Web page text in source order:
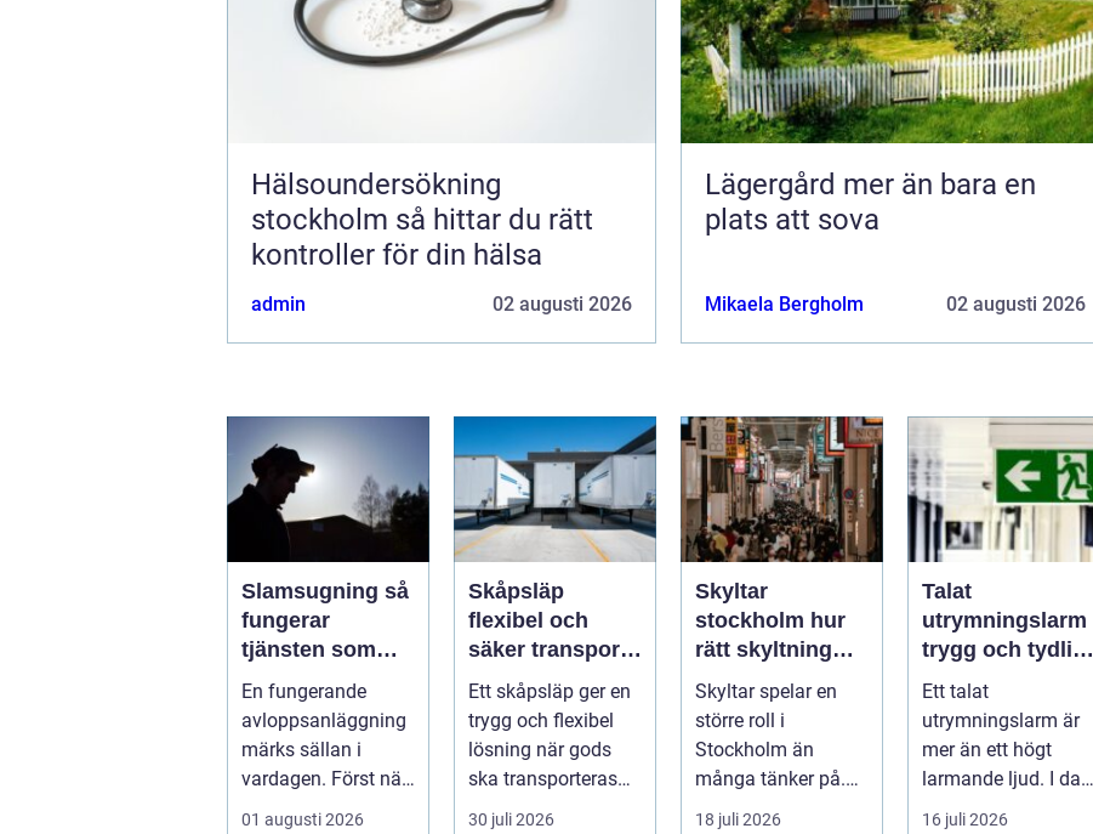
Hälsoundersökning
stockholm så hittar du rätt
kontroller för din hälsa
admin 02 augusti 2026
Lägergård mer än bara en
plats att sova
Mikaela Bergholm 02 augusti 2026
Slamsugning så
fungerar
tjänsten som
skyddar både
hus och miljö
En fungerande
avloppsanläggning
märks sällan i
vardagen. Först när
brunnar svämmar
01 augusti 2026
Skåpsläp
flexibel och
säker transport
för företag och
privatpersoner
Ett skåpsläp ger en
trygg och flexibel
lösning när gods
ska transporteras
skyddat mot väder,
30 juli 2026
Skyltar
stockholm hur
rätt skyltning
stärker
varumärket i
stadsmiljön
Skyltar spelar en
större roll i
Stockholm än
många tänker på.
De guidar, lockar,
18 juli 2026
Talat
utrymningslarm
trygg och tydlig
vägledning vid
Ett talat
utrymningslarm är
mer än ett högt
larmande ljud. I dag
spelar tydliga
16 juli 2026